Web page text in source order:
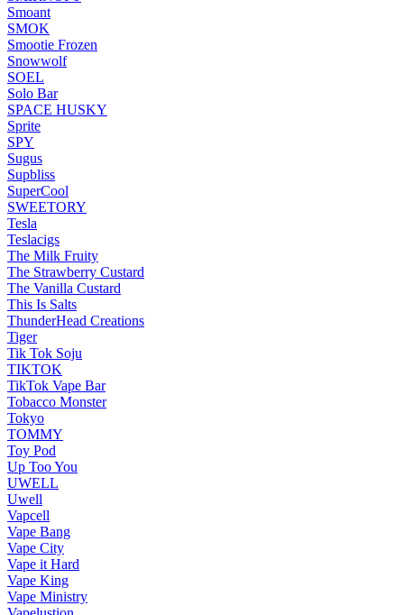
Smoant
SMOK
Smootie Frozen
Snowwolf
SOEL
Solo Bar
SPACE HUSKY
Sprite
SPY
Sugus
Supbliss
SuperCool
SWEETORY
Tesla
Teslacigs
The Milk Fruity
The Strawberry Custard
The Vanilla Custard
This Is Salts
ThunderHead Creations
Tiger
Tik Tok Soju
TIKTOK
TikTok Vape Bar
Tobacco Monster
Tokyo
TOMMY
Toy Pod
Up Too You
UWELL
Uwell
Vapcell
Vape Bang
Vape City
Vape it Hard
Vape King
Vape Ministry